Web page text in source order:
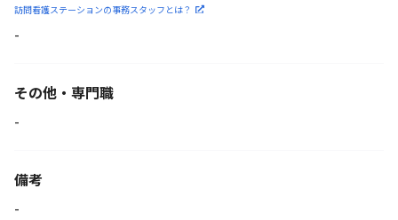
訪問看護ステーションの事務スタッフとは？
-
その他・専門職
-
備考
-